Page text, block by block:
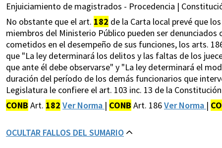
Enjuiciamiento de magistrados - Procedencia |
No obstante que el art. 182 de la Carta local prevé que
miembros del Ministerio Público pueden ser
cometidos en el desempeño de sus funciones, los arts.
que "La ley determinará los delitos y las faltas de los
que ante él debe observarse" y "La ley determinará el
duración del período de los demás funcionarios que
Legislatura le confiere el art. 103 inc. 13 de la
CONB Art. 182 Ver Norma | CONB Art. 186Ver Norma |
OCULTAR FALLOS DEL SUMARIO